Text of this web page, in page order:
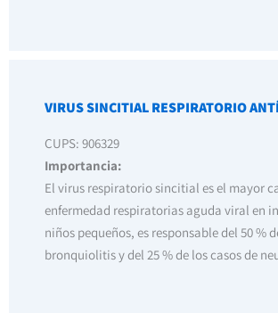
VIRUS SINCITIAL RESPIRATORIO
CUPS: 906329
Importancia:
El virus respiratorio sincitial es el mayor
enfermedad respiratorias aguda viral en
niños pequeños, es responsable del 50 %
bronquiolitis y del 25 % de los casos de